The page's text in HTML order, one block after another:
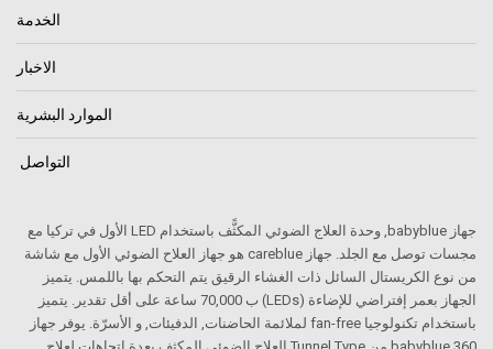
الخدمة
الاخبار
الموارد البشرية
التواصل
جهاز babyblue, وحدة العلاج الضوئي المكثًّف باستخدام LED الأول في تركيا مع
مجسات توصل مع الجلد. جهاز careblue هو جهاز العلاح الضوئي الأول مع شاشة
من نوع الكريستال السائل ذات الغشاء الرقيق يتم التحكم بها باللمس. يتميز
الجهاز بعمر إفتراضي للإضاءة (LEDs) ب 70,000 ساعة على أقل تقدير. يتميز
باستخدام تكنولوجيا fan-free لملائمة الحاضنات, الدفيئات, و الأسرّة. يوفر جهاز